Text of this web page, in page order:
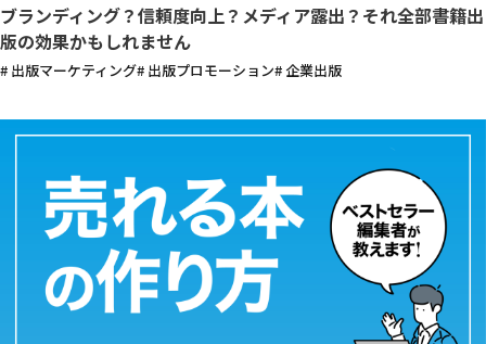
ブランディング？信頼度向上？メディア露出？それ全部書籍出
版の効果かもしれません
# 出版マーケティング# 出版プロモーション# 企業出版